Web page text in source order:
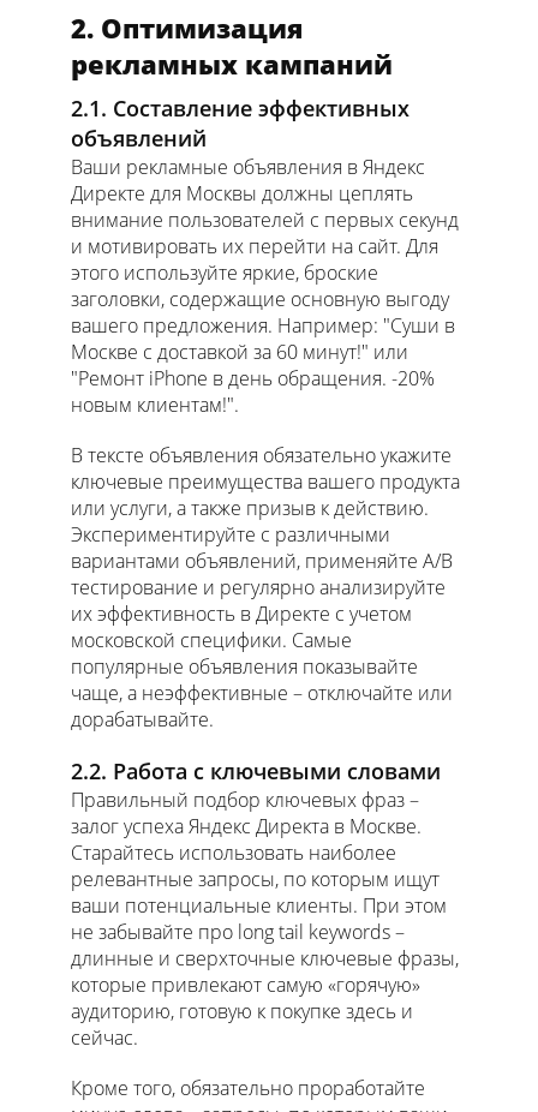
2. Оптимизация
рекламных кампаний
2.1. Составление эффективных
объявлений
Ваши рекламные объявления в Яндекс
Директе для Москвы должны цеплять
внимание пользователей с первых секунд
и мотивировать их перейти на сайт. Для
этого используйте яркие, броские
заголовки, содержащие основную выгоду
вашего предложения. Например: "Суши в
Москве с доставкой за 60 минут!" или
"Ремонт iPhone в день обращения. -20%
новым клиентам!".
В тексте объявления обязательно укажите
ключевые преимущества вашего продукта
или услуги, а также призыв к действию.
Экспериментируйте с различными
вариантами объявлений, применяйте А/В
тестирование и регулярно анализируйте
их эффективность в Директе с учетом
московской специфики. Самые
популярные объявления показывайте
чаще, а неэффективные – отключайте или
дорабатывайте.
2.2. Работа с ключевыми словами
Правильный подбор ключевых фраз –
залог успеха Яндекс Директа в Москве.
Старайтесь использовать наиболее
релевантные запросы, по которым ищут
ваши потенциальные клиенты. При этом
не забывайте про long tail keywords –
длинные и сверхточные ключевые фразы,
которые привлекают самую «горячую»
аудиторию, готовую к покупке здесь и
сейчас.
Кроме того, обязательно проработайте